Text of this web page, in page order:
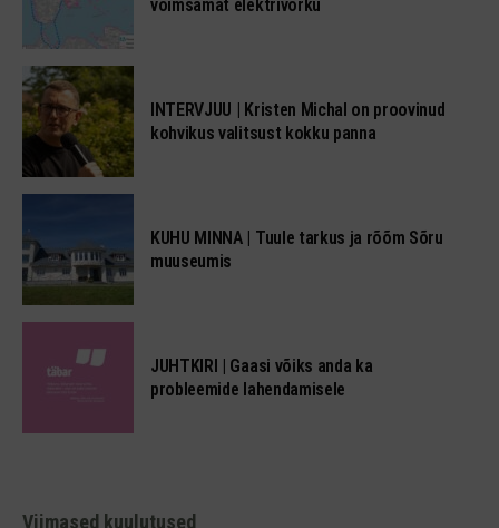
võimsamat elektrivõrku
INTERVJUU | Kristen Michal on proovinud
kohvikus valitsust kokku panna
KUHU MINNA | Tuule tarkus ja rõõm Sõru
muuseumis
JUHTKIRI | Gaasi võiks anda ka
probleemide lahendamisele
Viimased kuulutused